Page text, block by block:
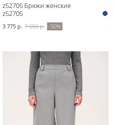
z52705 Брюки женские
z52705
3 775 р. 7 550 р. -50%